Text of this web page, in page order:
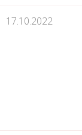
17.10.2022